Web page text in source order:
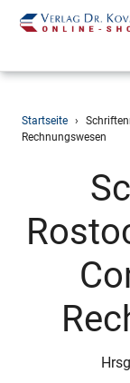
Direkt
zum
Startseite ›
Rechnungswesen
S
a
m
m